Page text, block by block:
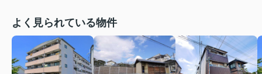
よく見られている物件